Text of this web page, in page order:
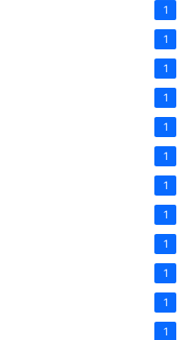
1
1
1
1
1
1
1
1
1
1
1
1